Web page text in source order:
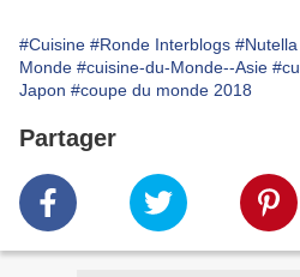
#Cuisine #Ronde Interblogs #Nutella
Monde #cuisine-du-Monde--Asie
Japon #coupe du monde 2018
Partager